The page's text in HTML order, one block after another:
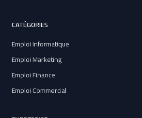
CATÉGORIES
Emploi Informatique
Emploi Marketing
Emploi Finance
Emploi Commercial